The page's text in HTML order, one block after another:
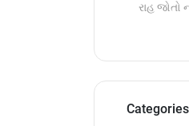
રાહ જોતો
Categories